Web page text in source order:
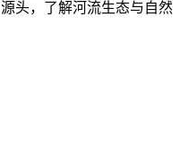
头，了解河流生态与自然